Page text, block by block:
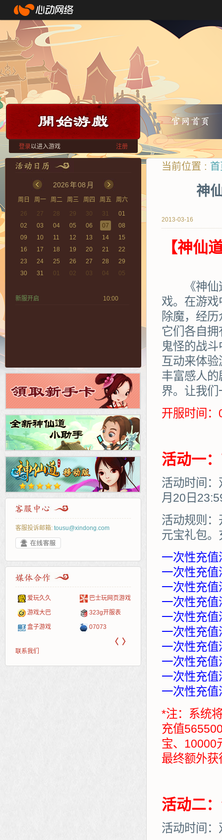
登录以进入游戏 注册
2026年08 月
周日 周一 周二 周三 周四 周五
周六
26
27 28 29 30 31
01
02
03 04 05 06 07
08
09
10 11 12 13 14
15
16
17 18 19 20 21
22
23
24 25 26 27 28
29
30
31 01 02 03 04 05
新服开启 10:00
客服投诉邮箱: tousu@xindong.com
爱玩久久 巴士玩网页游戏
游戏大巴 323g开服表
盒子游戏 07073
页游网
新浪
网易
多玩
中华网
Cwan
游一游
游侠网页游戏 40407
5617网游网 一游网
开服网
斗蟹网页游戏 游戏
〈 〉
联系我们
当前位置 :
神
2013-03-16
【神仙
《神仙道
戏。在游
除魔，经
它们各自
鬼怪的战
互动来体
丰富感人
界。让我们
开服时间
活动一
活动时间
月20日
活动规则
元宝礼包
一次性充
一次性充
一次性充
一次性充
一次性充
一次性充
一次性充
一次性充
一次性充
一次性充
*注：系统
充值
宝、10000
最终额外
活动二
活动时间